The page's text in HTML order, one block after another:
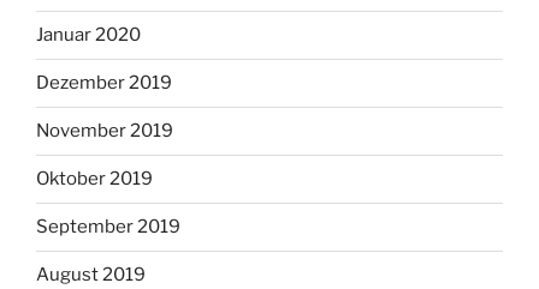
Januar 2020
Dezember 2019
November 2019
Oktober 2019
September 2019
August 2019